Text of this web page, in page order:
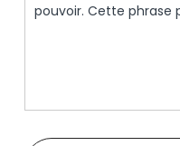
pouvoir. Cette phrase